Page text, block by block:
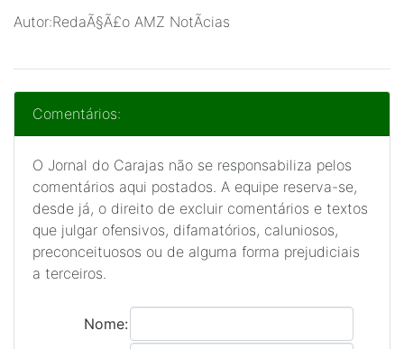
Autor:RedaÃ§Ã£o AMZ NotÃ­cias
Comentários:
O Jornal do Carajas não se responsabiliza pelos
comentários aqui postados. A equipe reserva-se,
desde já, o direito de excluir comentários e textos
que julgar ofensivos, difamatórios, caluniosos,
preconceituosos ou de alguma forma prejudiciais
a terceiros.
Nome: